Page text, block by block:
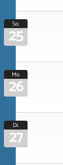
So.
25
Mo.
26
Di.
27